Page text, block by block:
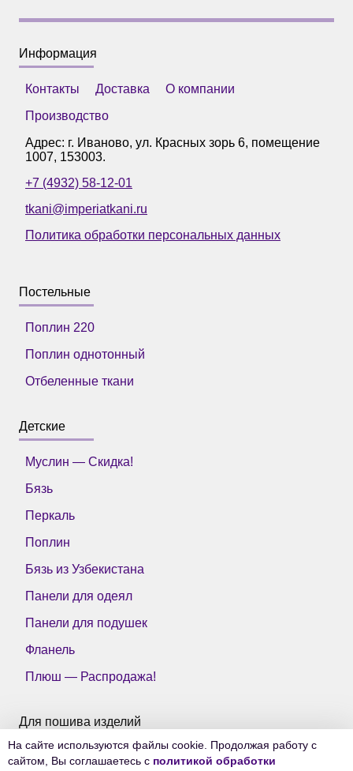
Информация
Контакты Доставка
О компании
Производство
Адрес: г. Иваново, ул. Красных зорь 6, помещение
1007, 153003.
+7 (4932) 58-12-01
tkani@imperiatkani.ru
Политика обработки персональных данных
Постельные
Поплин 220
Поплин однотонный
Отбеленные ткани
Детские
Муслин — Скидка!
Бязь
Перкаль
Поплин
Бязь из Узбекистана
Панели для одеял
Панели для подушек
Фланель
Плюш — Распродажа!
Для пошива изделий
Все ткани Тейково
На сайте используются файлы cookie. Продолжая работу с
сайтом, Вы соглашаетесь с политикой обработки